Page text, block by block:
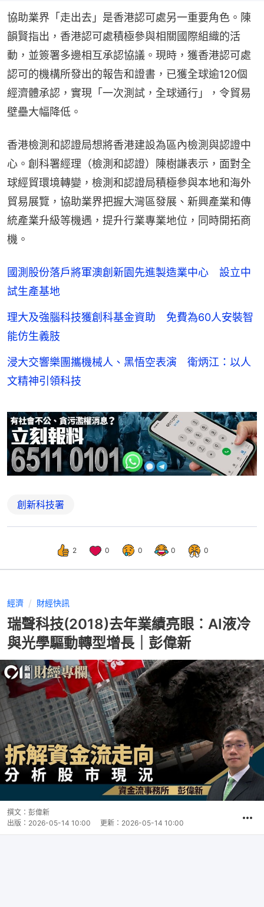
協助業界「走出去」是香港認可處另一重要角色。陳
韻賢指出，香港認可處積極參與相關國際組織的活
動，並簽署多邊相互承認協議。現時，獲香港認可處
認可的機構所發出的報告和證書，已獲全球逾120個
經濟體承認，實現「一次測試，全球通行」，令貿易
壁壘大幅降低。
香港檢測和認證局想將香港建設為區內檢測與認證中
心。創科署經理（檢測和認證）陳樹謙表示，面對全
球經貿環境轉變，檢測和認證局積極參與本地和海外
貿易展覽，協助業界把握大灣區發展、新興產業和傳
統產業升級等機遇，提升行業專業地位，同時開拓商
機。
國測股份落戶將軍澳創新園先進製造業中心 設立中
試生產基地
理大及強腦科技獲創科基金資助 免費為60人安裝智
能仿生義肢
浸大交響樂團攜機械人、黑悟空表演 衛炳江：以人
文精神引領科技
創新科技署
2 0 0 0 0
經濟 財經快訊
瑞聲科技(2018)去年業績亮眼︰AI液冷
與光學驅動轉型增長｜彭偉新
撰文： 彭偉新
出版： 2026-05-14 10:00 更新： 2026-05-14 10:00